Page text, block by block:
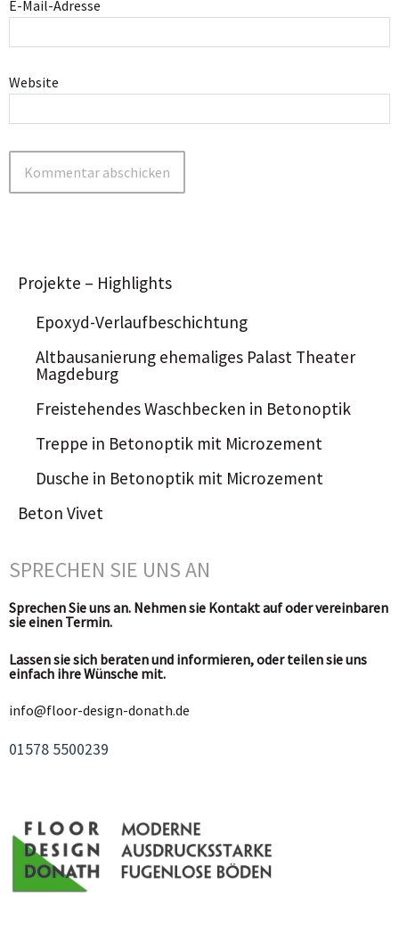
E-Mail-Adresse
Website
Projekte – Highlights
Epoxyd-Verlaufbeschichtung
Altbausanierung ehemaliges Palast Theater
Magdeburg
Freistehendes Waschbecken in Betonoptik
Treppe in Betonoptik mit Microzement
Dusche in Betonoptik mit Microzement
Beton Vivet
SPRECHEN SIE UNS AN
Sprechen Sie uns an. Nehmen sie Kontakt auf oder vereinbaren
sie einen Termin.
Lassen sie sich beraten und informieren, oder teilen sie uns
einfach ihre Wünsche mit.
info@floor-design-donath.de
01578 5500239